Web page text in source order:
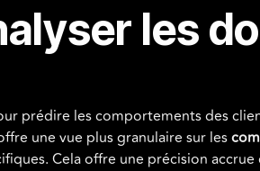
les
prédire les comportements des
une vue plus granulaire sur les
Cela offre une précision accrue